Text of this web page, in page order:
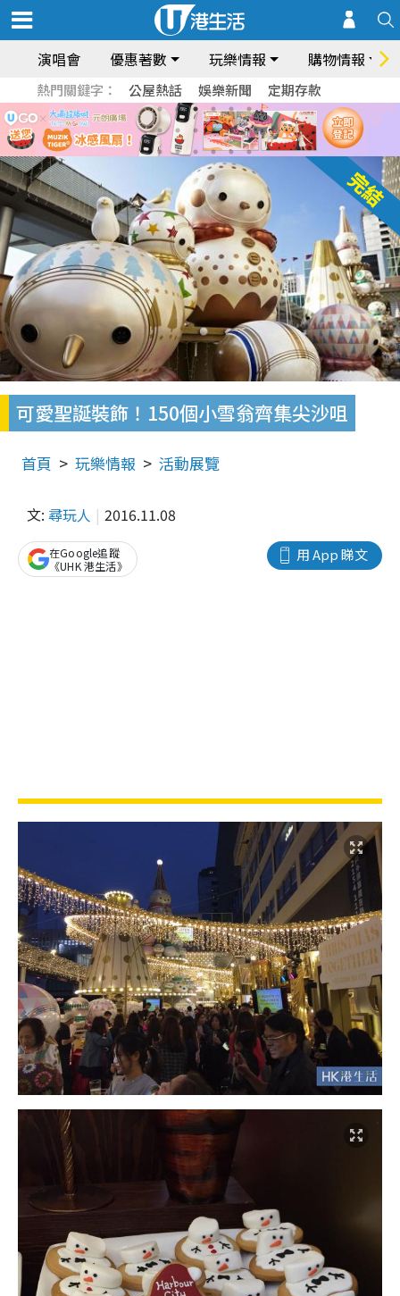
演唱會 優惠著數 玩樂情報 購物情報
熱門關鍵字： 公屋熱話 娛樂新聞 定期存款
可愛聖誕裝飾！150個小雪翁齊集尖沙咀
首頁 玩樂情報 活動展覽
文: 尋玩人 2016.11.08
用 App 睇文
在Google追蹤
《UHK 港生活》